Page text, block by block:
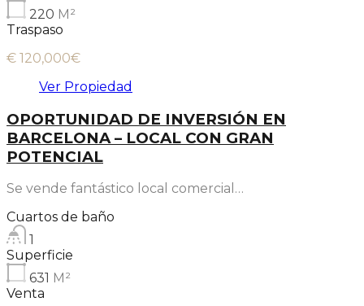
220 M²
Traspaso
€ 120,000€
Ver Propiedad
OPORTUNIDAD DE INVERSIÓN EN
BARCELONA – LOCAL CON GRAN
POTENCIAL
Se vende fantástico local comercial…
Cuartos de baño
1
Superficie
631 M²
Venta